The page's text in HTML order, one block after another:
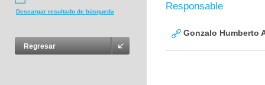
Descargar resultado de búsqueda
Regresar
Responsable
Gonzalo Humberto